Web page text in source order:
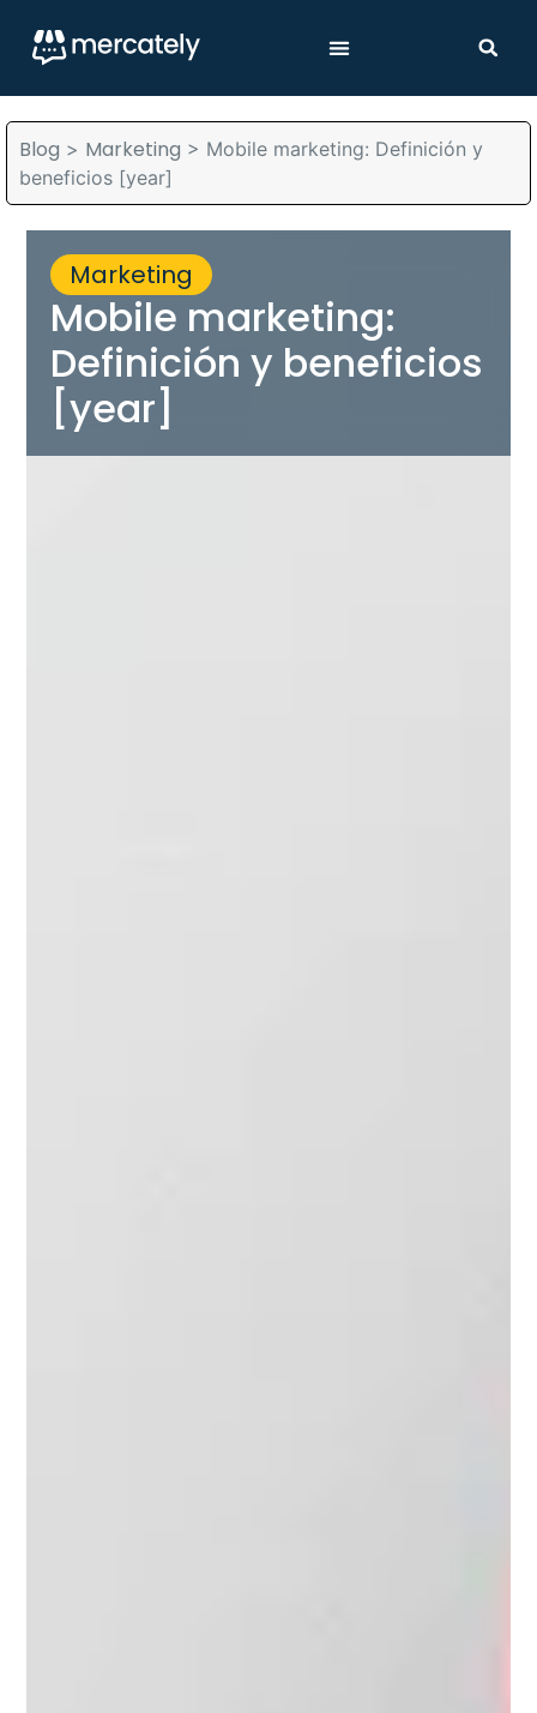
Blog > Marketing > Mobile marketing: Definición y
beneficios [year]
Marketing
Mobile marketing:
Definición y beneficios
[year]